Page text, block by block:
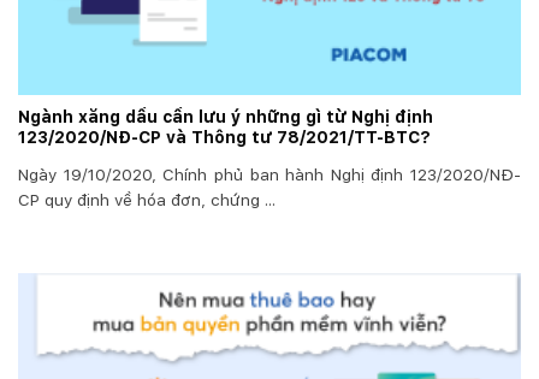
Ngành xăng dầu cần lưu ý những gì từ Nghị định
123/2020/NĐ-CP và Thông tư 78/2021/TT-BTC?
Ngày 19/10/2020, Chính phủ ban hành Nghị định 123/2020/NĐ-
CP quy định về hóa đơn, chứng ...